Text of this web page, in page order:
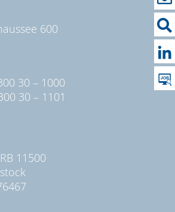
600
30 – 1000
30 – 1101
11500